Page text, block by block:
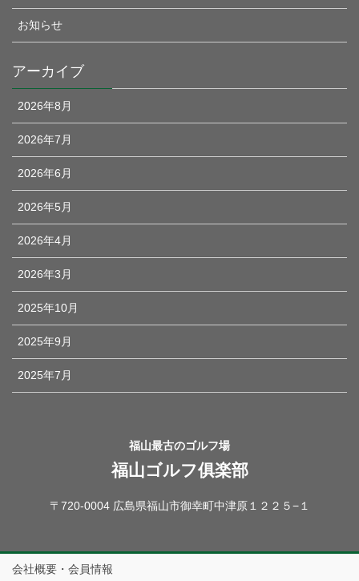
お知らせ
アーカイブ
2026年8月
2026年7月
2026年6月
2026年5月
2026年4月
2026年3月
2025年10月
2025年9月
2025年7月
福山最古のゴルフ場
福山ゴルフ俱楽部
〒720-0004 広島県福山市御幸町中津原１２２５−１
会社概要・会員情報